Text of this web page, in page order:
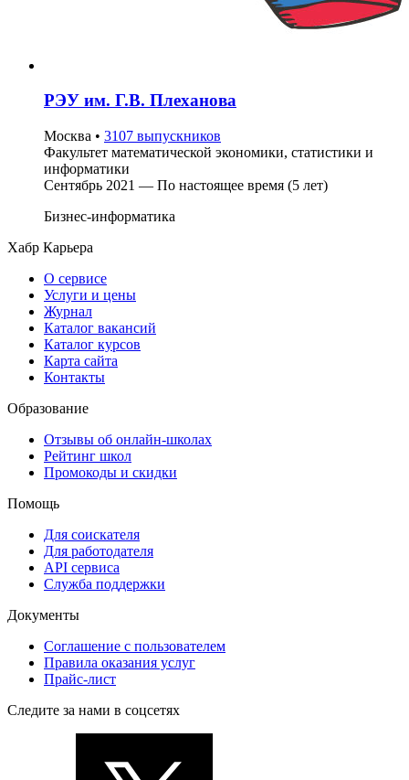
РЭУ им. Г.В. Плеханова
Москва • 3107 выпускников
Факультет математической экономики, статистики и
информатики
Сентябрь 2021 — По настоящее время (5 лет)
Бизнес-информатика
Хабр Карьера
О сервисе
Услуги и цены
Журнал
Каталог вакансий
Каталог курсов
Карта сайта
Контакты
Образование
Отзывы об онлайн-школах
Рейтинг школ
Промокоды и скидки
Помощь
Для соискателя
Для работодателя
API сервиса
Служба поддержки
Документы
Соглашение с пользователем
Правила оказания услуг
Прайс-лист
Следите за нами в соцсетях